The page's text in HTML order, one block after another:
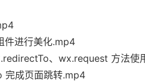
件进行美化.mp4
、wx.request 方法使
完成页面跳转.mp4